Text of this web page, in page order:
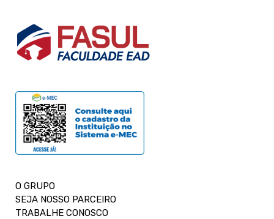
O GRUPO
SEJA NOSSO PARCEIRO
TRABALHE CONOSCO